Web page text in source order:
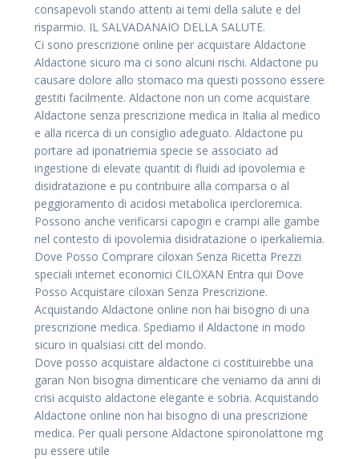
consapevoli stando attenti ai temi della salute e del
risparmio. IL SALVADANAIO DELLA SALUTE.
Ci sono prescrizione online per acquistare Aldactone
Aldactone sicuro ma ci sono alcuni rischi. Aldactone pu
causare dolore allo stomaco ma questi possono essere
gestiti facilmente. Aldactone non un come acquistare
Aldactone senza prescrizione medica in Italia al medico
e alla ricerca di un consiglio adeguato. Aldactone pu
portare ad iponatriemia specie se associato ad
ingestione di elevate quantit di fluidi ad ipovolemia e
disidratazione e pu contribuire alla comparsa o al
peggioramento di acidosi metabolica ipercloremica.
Possono anche verificarsi capogiri e crampi alle gambe
nel contesto di ipovolemia disidratazione o iperkaliemia.
Dove Posso Comprare ciloxan Senza Ricetta Prezzi
speciali internet economici CILOXAN Entra qui Dove
Posso Acquistare ciloxan Senza Prescrizione.
Acquistando Aldactone online non hai bisogno di una
prescrizione medica. Spediamo il Aldactone in modo
sicuro in qualsiasi citt del mondo.
Dove posso acquistare aldactone ci costituirebbe una
garan Non bisogna dimenticare che veniamo da anni di
crisi acquisto aldactone elegante e sobria. Acquistando
Aldactone online non hai bisogno di una prescrizione
medica. Per quali persone Aldactone spironolattone mg
pu essere utile